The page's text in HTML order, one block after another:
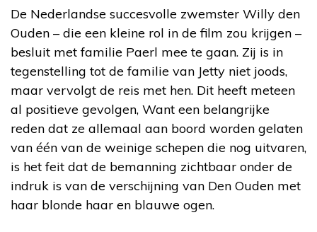
De Nederlandse succesvolle zwemster Willy den
Ouden – die een kleine rol in de film zou krijgen –
besluit met familie Paerl mee te gaan. Zij is in
tegenstelling tot de familie van Jetty niet joods,
maar vervolgt de reis met hen. Dit heeft meteen
al positieve gevolgen, Want een belangrijke
reden dat ze allemaal aan boord worden gelaten
van één van de weinige schepen die nog uitvaren,
is het feit dat de bemanning zichtbaar onder de
indruk is van de verschijning van Den Ouden met
haar blonde haar en blauwe ogen.